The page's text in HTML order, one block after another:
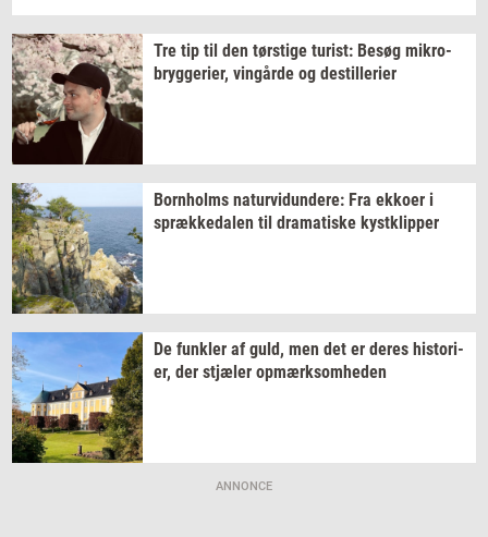
Tre tip til den tørsti­ge turist: Besøg mi­kro­
bryg­ge­ri­er, vin­går­de og destil­le­ri­er
Born­holms na­tur­vi­dun­de­re: Fra ek­ko­er i
spræk­ke­da­len til dra­ma­ti­ske kyst­klip­per
De funk­ler af guld, men det er deres hi­sto­ri­
er, der stjæ­ler op­mærk­som­he­den
ANNONCE